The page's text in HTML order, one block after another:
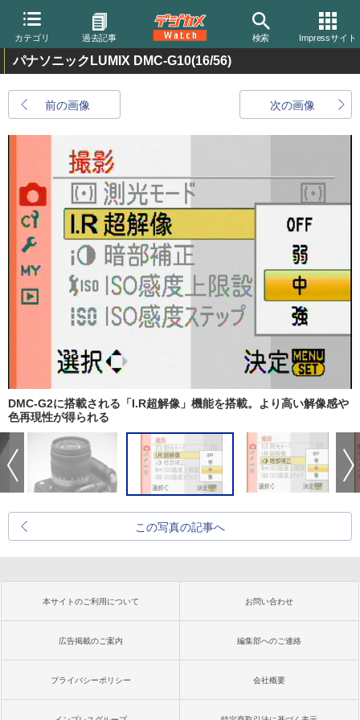
カテゴリ 過去記事 検索 Impressサイト
パナソニックLUMIX DMC-G10(16/56)
前の画像 次の画像
DMC-G2に搭載される「I.R超解像」機能を搭載。より高い解像感や
色再現性が得られる
この写真の記事へ
本サイトのご利用について お問い合わせ
広告掲載のご案内 編集部へのご連絡
プライバシーポリシー 会社概要